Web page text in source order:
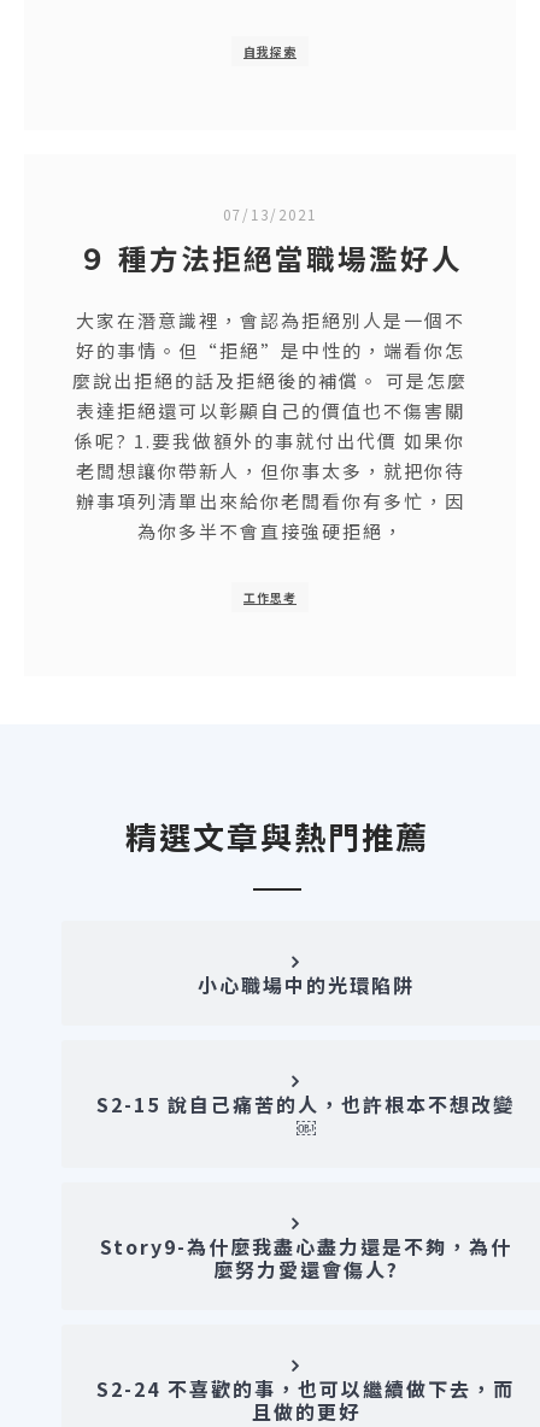
自我探索
07/13/2021
９ 種方法拒絕當職場濫好人
大家在潛意識裡，會認為拒絕別人是一個不
好的事情。但“拒絕”是中性的，端看你怎
麼說出拒絕的話及拒絕後的補償。 可是怎麼
表達拒絕還可以彰顯自己的價值也不傷害關
係呢? 1.要我做額外的事就付出代價 如果你
老闆想讓你帶新人，但你事太多，就把你待
辦事項列清單出來給你老闆看你有多忙，因
為你多半不會直接強硬拒絕，
工作思考
07/13/2021
要。 老闆認為我應該指導新進員工，增加新
人發展機會。(我跟他們是平級，且工作上
互不影響。) 當然老闆交待就使命必達，但
07/13/2021